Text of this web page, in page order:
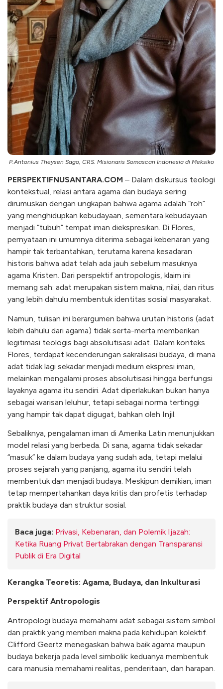
P.Antonius Theysen Sago, CRS. Misionaris Somascan Indonesia di Meksiko
PERSPEKTIFNUSANTARA.COM – Dalam diskursus teologi
kontekstual, relasi antara agama dan budaya sering
dirumuskan dengan ungkapan bahwa agama adalah “roh”
yang menghidupkan kebudayaan, sementara kebudayaan
menjadi “tubuh” tempat iman diekspresikan. Di Flores,
pernyataan ini umumnya diterima sebagai kebenaran yang
hampir tak terbantahkan, terutama karena kesadaran
historis bahwa adat telah ada jauh sebelum masuknya
agama Kristen. Dari perspektif antropologis, klaim ini
memang sah: adat merupakan sistem makna, nilai, dan ritus
yang lebih dahulu membentuk identitas sosial masyarakat.
Namun, tulisan ini berargumen bahwa urutan historis (adat
lebih dahulu dari agama) tidak serta-merta memberikan
legitimasi teologis bagi absolutisasi adat. Dalam konteks
Flores, terdapat kecenderungan sakralisasi budaya, di mana
adat tidak lagi sekadar menjadi medium ekspresi iman,
melainkan mengalami proses absolutisasi hingga berfungsi
layaknya agama itu sendiri. Adat diperlakukan bukan hanya
sebagai warisan leluhur, tetapi sebagai norma tertinggi
yang hampir tak dapat digugat, bahkan oleh Injil.
Sebaliknya, pengalaman iman di Amerika Latin menunjukkan
model relasi yang berbeda. Di sana, agama tidak sekadar
“masuk” ke dalam budaya yang sudah ada, tetapi melalui
proses sejarah yang panjang, agama itu sendiri telah
membentuk dan menjadi budaya. Meskipun demikian, iman
tetap mempertahankan daya kritis dan profetis terhadap
praktik budaya dan struktur sosial.
Baca juga: Privasi, Kebenaran, dan Polemik Ijazah:
Ketika Ruang Privat Bertabrakan dengan Transparansi
Publik di Era Digital
Kerangka Teoretis: Agama, Budaya, dan Inkulturasi
Perspektif Antropologis
Antropologi budaya memahami adat sebagai sistem simbol
dan praktik yang memberi makna pada kehidupan kolektif.
Clifford Geertz menegaskan bahwa baik agama maupun
budaya bekerja pada level simbolik: keduanya membentuk
cara manusia memahami realitas, penderitaan, dan harapan.